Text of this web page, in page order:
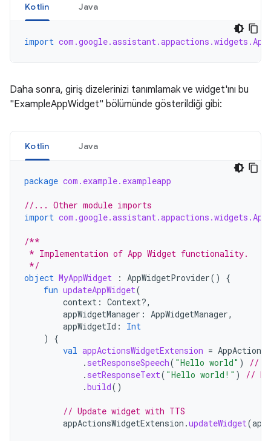
Kotlin Java
import
Daha sonra, giriş dizelerinizi tanımlamak ve widget'ını bu
"ExampleAppWidget" bölümünde gösterildiği gibi:
Kotlin Java
package com.example.exampleapp
//... Other module imports
import
/**
* Implementation of App Widget functionality.
*/
object MyAppWidget : AppWidgetProvider()
{
fun updateAppWidget(
context : Context?,
appWidgetManager : AppWidgetManager,
appWidgetId :
Int
)
{
val appActionsWidgetExtension =
. setResponseSpeech( "Hello world" )
//
. setResponseText( "Hello world!" )
//
.build()
// Update widget with TTS
appActionsWidgetExtension .updateWidget(